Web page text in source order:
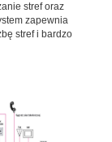
stref oraz
zapewnia
stref i bardzo